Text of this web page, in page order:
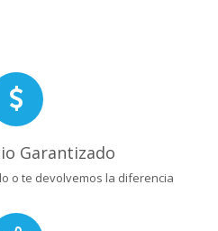
Garantizado
o te devolvemos la diferencia